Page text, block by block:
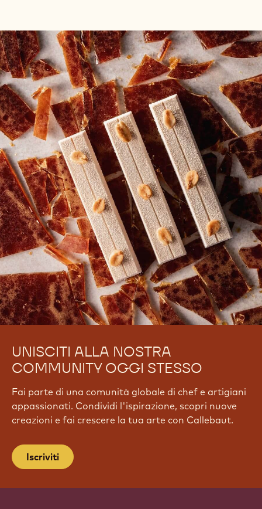
UNISCITI ALLA NOSTRA
COMMUNITY OGGI STESSO
Fai parte di una comunità globale di chef e artigiani
appassionati. Condividi l'ispirazione, scopri nuove
creazioni e fai crescere la tua arte con Callebaut.
Iscriviti